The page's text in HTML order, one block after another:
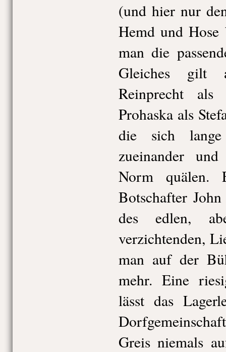
(und hier nur
Hemd und
man die
Gleiches gilt
Reinprecht
Prohaska als
die sich
zueinander
Norm quälen.
Botschafter
des edlen,
verzichtenden,
man auf der
mehr. Eine
lässt das
Greis niemals